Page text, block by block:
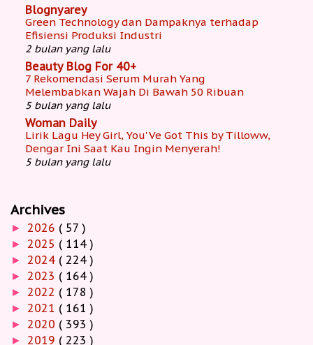
Blognyarey
Green Technology dan Dampaknya terhadap
Efisiensi Produksi Industri
2 bulan yang lalu
Beauty Blog For 40+
7 Rekomendasi Serum Murah Yang
Melembabkan Wajah Di Bawah 50 Ribuan
5 bulan yang lalu
Woman Daily
Lirik Lagu Hey Girl, You'Ve Got This by Tilloww,
Dengar Ini Saat Kau Ingin Menyerah!
5 bulan yang lalu
Archives
► 2026 ( 57 )
► 2025 ( 114 )
► 2024 ( 224 )
► 2023 ( 164 )
► 2022 ( 178 )
► 2021 ( 161 )
► 2020 ( 393 )
► 2019 ( 223 )